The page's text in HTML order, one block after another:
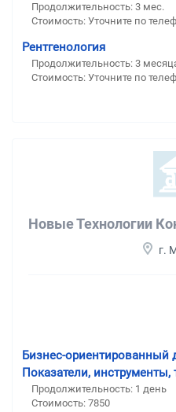
Продолжительность: 3 мес.
Стоимость: Уточните по
Рентгенология
Продолжительность: 3
Стоимость: Уточните по
Новые Технологии
г.
Бизнес-ориентированный
Показатели, инструменты,
Продолжительность: 1 день
Стоимость: 7850